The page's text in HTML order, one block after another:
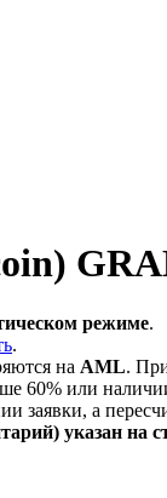
режиме.
.
на AML.
60% или
заявки, а
указан на